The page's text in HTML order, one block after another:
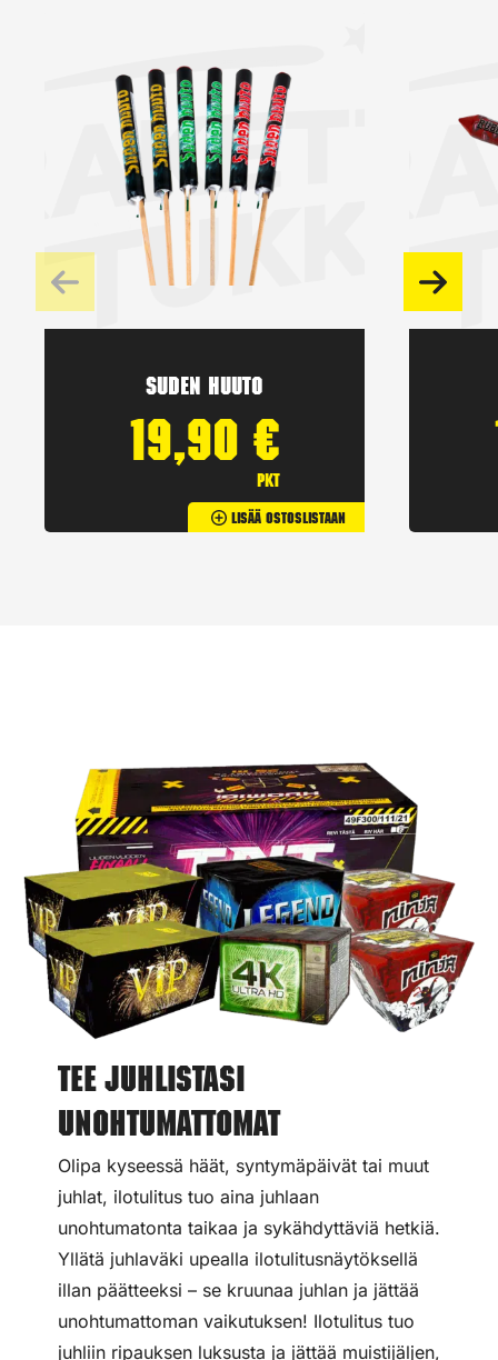
Suden huuto
19,90 €
pkt
Lisää Ostoslistaan
Tee juhlistasi
unohtumattomat
Olipa kyseessä häät, syntymäpäivät tai muut
juhlat, ilotulitus tuo aina juhlaan
unohtumatonta taikaa ja sykähdyttäviä hetkiä.
Yllätä juhlaväki upealla ilotulitusnäytöksellä
illan päätteeksi – se kruunaa juhlan ja jättää
unohtumattoman vaikutuksen! Ilotulitus tuo
juhliin ripauksen luksusta ja jättää muistijäljen,